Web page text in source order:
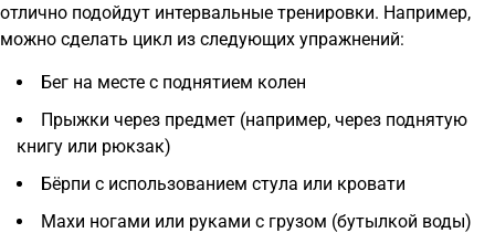
отлично подойдут интервальные тренировки. Например,
можно сделать цикл из следующих упражнений:
Бег на месте с поднятием колен
Прыжки через предмет (например, через поднятую
книгу или рюкзак)
Бёрпи с использованием стула или кровати
Махи ногами или руками с грузом (бутылкой воды)